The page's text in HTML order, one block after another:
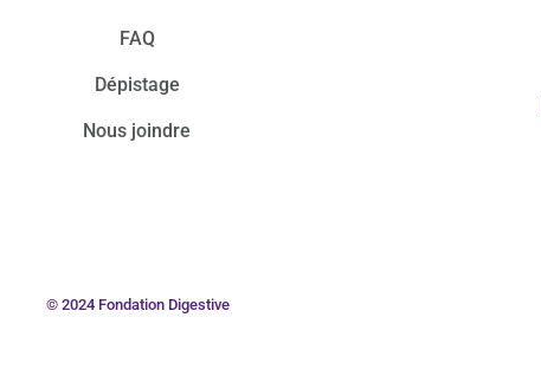
FAQ
Dépistage
Nous joindre
© 2024 Fondation Digestive